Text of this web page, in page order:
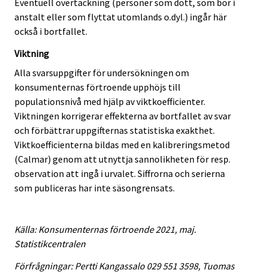
Eventuell övertäckning (personer som dött, som bor i
anstalt eller som flyttat utomlands o.dyl.) ingår här
också i bortfallet.
Viktning
Alla svarsuppgifter för undersökningen om
konsumenternas förtroende upphöjs till
populationsnivå med hjälp av viktkoefficienter.
Viktningen korrigerar effekterna av bortfallet av svar
och förbättrar uppgifternas statistiska exakthet.
Viktkoefficienterna bildas med en kalibreringsmetod
(Calmar) genom att utnyttja sannolikheten för resp.
observation att ingå i urvalet. Siffrorna och serierna
som publiceras har inte säsongrensats.
Källa: Konsumenternas förtroende 2021, maj.
Statistikcentralen
Förfrågningar: Pertti Kangassalo 029 551 3598, Tuomas